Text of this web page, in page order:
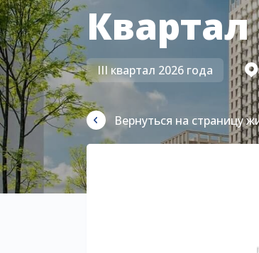
III квартал 2026 года
Вернуться на страницу